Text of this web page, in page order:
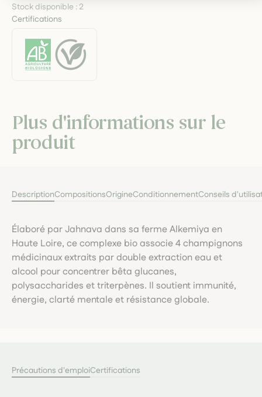
Stock disponible : 2
Certifications
Plus d'informations sur le
produit
DescriptionCompositionsOrigineConditionnementConseils
Élaboré par Jahnava dans sa ferme Alkemiya en
Haute Loire, ce complexe bio associe 4 champignons
médicinaux extraits par double extraction eau et
alcool pour concentrer bêta glucanes,
polysaccharides et triterpènes. Il soutient immunité,
énergie, clarté mentale et résistance globale.
Précautions d'emploiCertifications